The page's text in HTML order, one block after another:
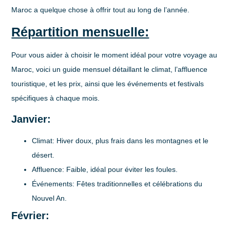
Maroc a quelque chose à offrir tout au long de l’année.
Répartition mensuelle:
Pour vous aider à choisir le moment idéal pour votre voyage au
Maroc, voici un guide mensuel détaillant le climat, l’affluence
touristique, et les prix, ainsi que les événements et festivals
spécifiques à chaque mois.
Janvier:
Climat: Hiver doux, plus frais dans les montagnes et le
désert.
Affluence: Faible, idéal pour éviter les foules.
Événements: Fêtes traditionnelles et célébrations du
Nouvel An.
Février: